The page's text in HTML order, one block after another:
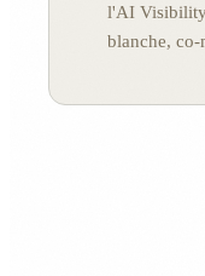
l'AI Visibility
blanche, co-